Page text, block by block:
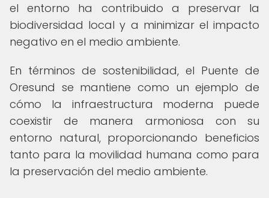
el entorno ha contribuido a preservar la
biodiversidad local y a minimizar el impacto
negativo en el medio ambiente.
En términos de sostenibilidad, el Puente de
Oresund se mantiene como un ejemplo de
cómo la infraestructura moderna puede
coexistir de manera armoniosa con su
entorno natural, proporcionando beneficios
tanto para la movilidad humana como para
la preservación del medio ambiente.